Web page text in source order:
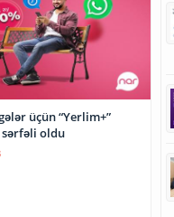
üçün “Yerlim+”
oldu